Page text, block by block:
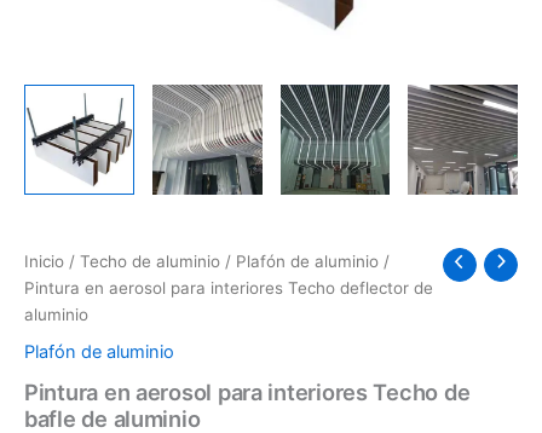
Inicio / Techo de aluminio / Plafón de aluminio /
Pintura en aerosol para interiores Techo deflector de
aluminio
Plafón de aluminio
Pintura en aerosol para interiores Techo de
bafle de aluminio